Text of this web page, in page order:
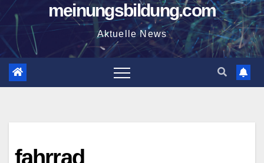
meinungsbildung.com
Aktuelle News
fahrrad